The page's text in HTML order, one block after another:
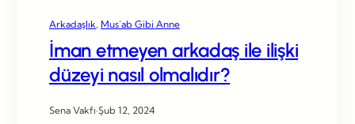
Arkadaşlık Mus’ab Gibi Anne
İman etmeyen arkadaş ile ilişki
düzeyi nasıl olmalıdır?
Sena Vakfı·Şub 12, 2024